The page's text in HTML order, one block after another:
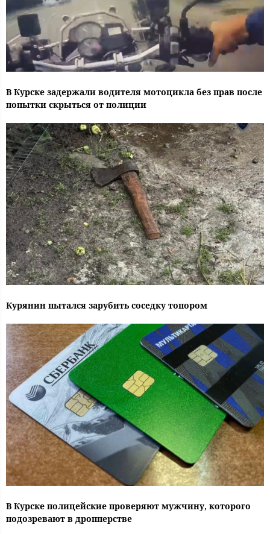
В Курске задержали водителя мотоцикла без прав после
попытки скрыться от полиции
Курянин пытался зарубить соседку топором
В Курске полицейские проверяют мужчину, которого
подозревают в дропперстве